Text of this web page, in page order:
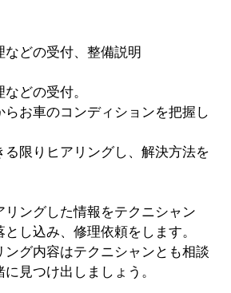
などの受付、整備説明
どの受付。
らお車のコンディションを把握し
る限りヒアリングし、解決方法を
ングした情報をテクニシャン
とし込み、修理依頼をします。
ング内容はテクニシャンとも相談
見つけ出しましょう。